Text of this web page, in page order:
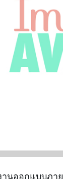
านออกแบบภา